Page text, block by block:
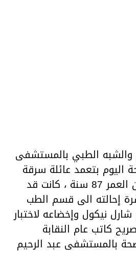
والشبه الطبي بالمستشفى
اليوم بتعمد عائلة سرقة
جثمان مسن يبلغ من العمر 87 سنة ، كانت قد
إحالته الى قسم الطب
نيكول وإخضاعه لاختبار
وفق تصريح كاتب عام النقابة
بالمستشفى عبد الرحيم